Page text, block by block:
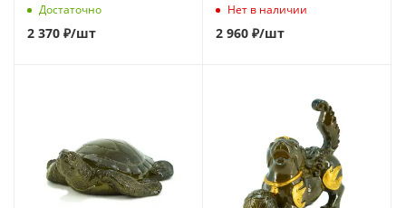
Достаточно
2 370 ₽/шт
лев "
Нет в наличии
2 960 ₽/шт